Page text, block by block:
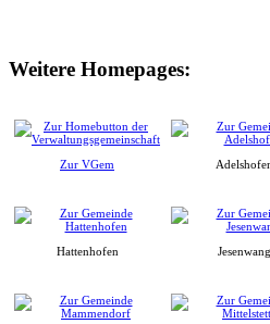
Weitere Homepages:
Zur VGem
Hattenhofen Jesenwang